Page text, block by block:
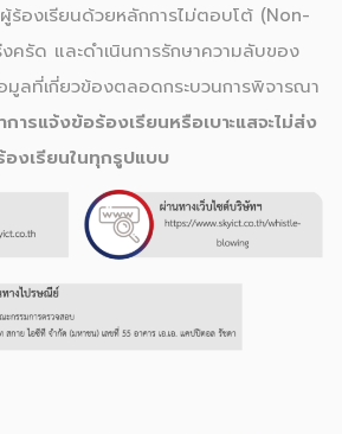
ร้องเรียนด้วยหลักการไม่ตอบโต้ (Non-
ครัด และดำเนินการรักษาความลับของ
มูลที่เกี่ยวข้องตลอดกระบวนการพิจารณา
ารแจ้งข้อร้องเรียนหรือเบาะแสจะไม่ส่ง
งเรียนในทุกรูปแบบ